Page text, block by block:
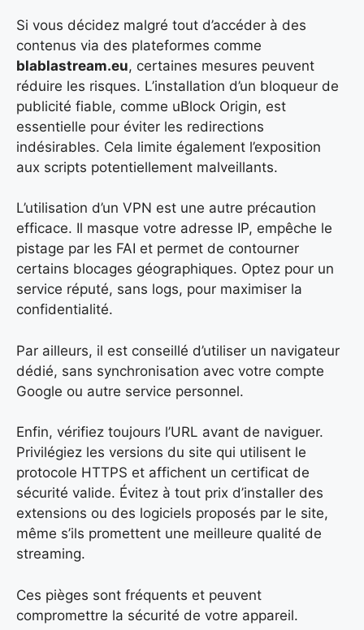
Si vous décidez malgré tout d’accéder à des
contenus via des plateformes comme
blablastream.eu, certaines mesures peuvent
réduire les risques. L’installation d’un bloqueur de
publicité fiable, comme uBlock Origin, est
essentielle pour éviter les redirections
indésirables. Cela limite également l’exposition
aux scripts potentiellement malveillants.
L’utilisation d’un VPN est une autre précaution
efficace. Il masque votre adresse IP, empêche le
pistage par les FAI et permet de contourner
certains blocages géographiques. Optez pour un
service réputé, sans logs, pour maximiser la
confidentialité.
Par ailleurs, il est conseillé d’utiliser un navigateur
dédié, sans synchronisation avec votre compte
Google ou autre service personnel.
Enfin, vérifiez toujours l’URL avant de naviguer.
Privilégiez les versions du site qui utilisent le
protocole HTTPS et affichent un certificat de
sécurité valide. Évitez à tout prix d’installer des
extensions ou des logiciels proposés par le site,
même s’ils promettent une meilleure qualité de
streaming.
Ces pièges sont fréquents et peuvent
compromettre la sécurité de votre appareil.